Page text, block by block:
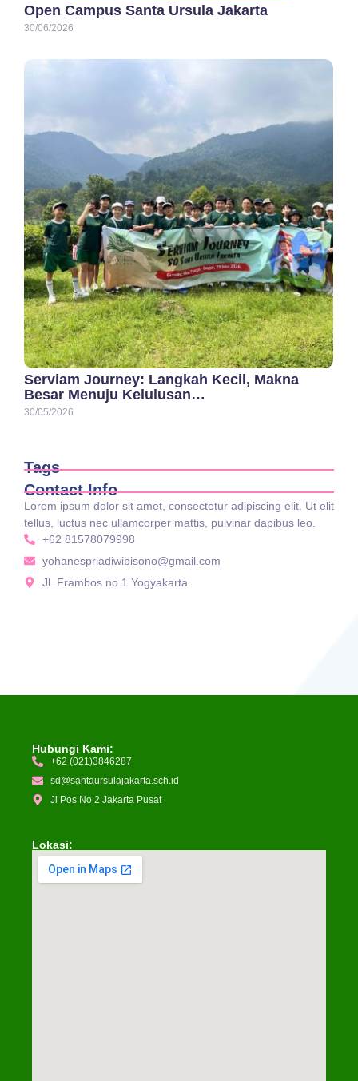
Open Campus Santa Ursula Jakarta
30/06/2026
Serviam Journey: Langkah Kecil, Makna
Besar Menuju Kelulusan…
30/05/2026
Tags
Contact Info
Lorem ipsum dolor sit amet, consectetur adipiscing elit. Ut elit
tellus, luctus nec ullamcorper mattis, pulvinar dapibus leo.
+62 81578079998
yohanespriadiwibisono@gmail.com
Jl. Frambos no 1 Yogyakarta
Hubungi Kami:
+62 (021)3846287
sd@santaursulajakarta.sch.id
Jl Pos No 2 Jakarta Pusat
Lokasi: